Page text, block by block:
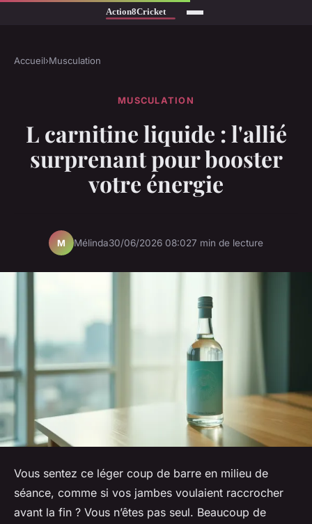
Accueil›Musculation
MUSCULATION
L carnitine liquide : l'allié
surprenant pour booster
votre énergie
M Mélinda30/06/2026 08:027 min de lecture
Vous sentez ce léger coup de barre en milieu de
séance, comme si vos jambes voulaient raccrocher
avant la fin ? Vous n’êtes pas seul. Beaucoup de